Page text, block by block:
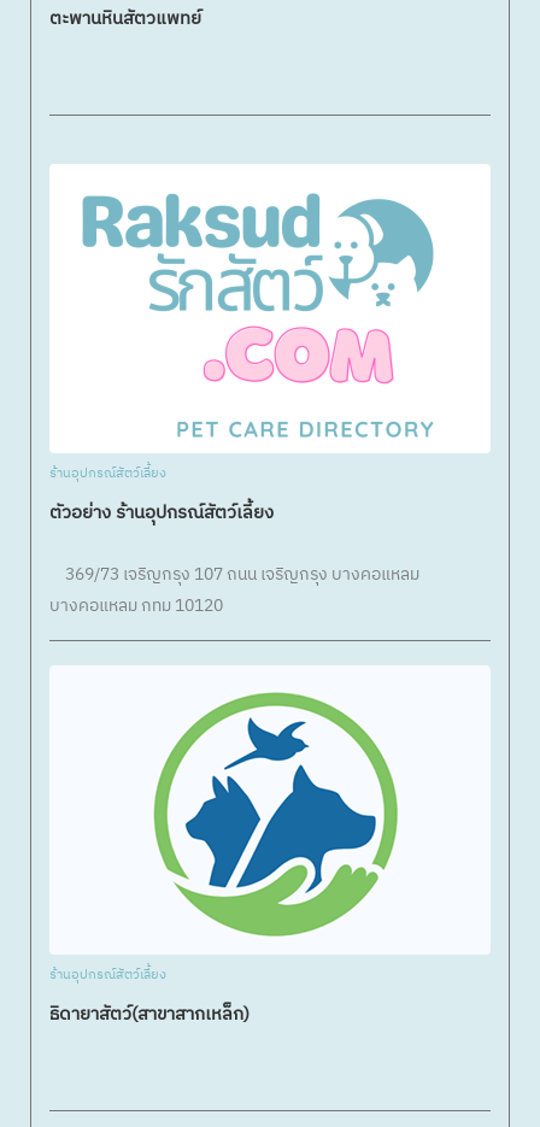
ตะพานหินสัตวแพทย์
ร้านอุปกรณ์สัตว์เลี้ยง
ตัวอย่าง ร้านอุปกรณ์สัตว์เลี้ยง
369/73 เจริญกรุง 107 ถนน เจริญกรุง บางคอแหลม
บางคอแหลม กทม 10120
ร้านอุปกรณ์สัตว์เลี้ยง
ธิดายาสัตว์(สาขาสากเหล็ก)